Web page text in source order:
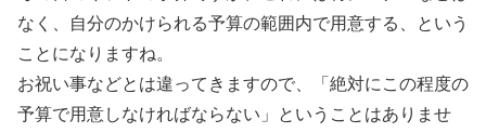
なく、自分のかけられる予算の範囲内で用意する、という
ことになりますね。
お祝い事などとは違ってきますので、「絶対にこの程度の
予算で用意しなければならない」ということはありませ